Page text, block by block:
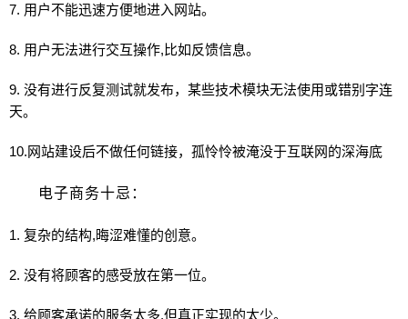
7. 用户不能迅速方便地进入 网站。
8. 用户无法进行交互操作,比如反馈信息。
9. 没有进行反复测试就发布，某些技术模块无法使用或错别字连
天。
10.网站建设后不做任何链接，孤怜怜被淹没于互联网的深海底
电子商务十忌：
1. 复杂的结构,晦涩难懂的创意。
2. 没有将顾客的感受放在第一位。
3. 给顾客承诺的服务太多,但真正实现的太少。